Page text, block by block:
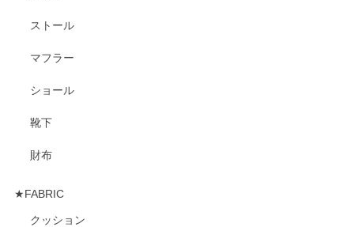
ストール
マフラー
ショール
靴下
財布
★FABRIC
クッション